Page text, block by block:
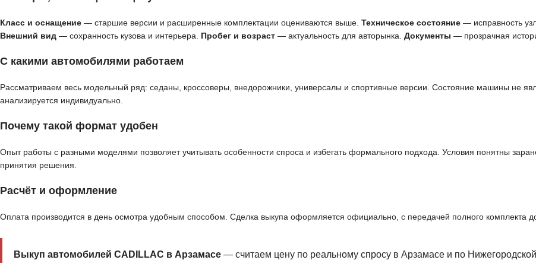
Класс и оснащение — старшие версии и расширенные комплектации оцениваются выше. Техническое состояние — исправность
Внешний вид — сохранность кузова и интерьера. Пробег и возраст — актуальность для авторынка. Документы — прозрачная
С какими автомобилями работаем
Рассматриваем весь модельный ряд: седаны, кроссоверы, внедорожники, универсалы и спортивные версии. Состояние машины не
анализируется индивидуально.
Почему такой формат удобен
Опыт работы с разными моделями позволяет учитывать особенности спроса и избегать формального подхода. Условия понятны
принятия решения.
Расчёт и оформление
Оплата производится в день осмотра удобным способом. Сделка выкупа оформляется официально, с передачей полного комплекта
Выкуп автомобилей CADILLAC в Арзамасе— считаем цену по реальному спросу в Арзамасе и по